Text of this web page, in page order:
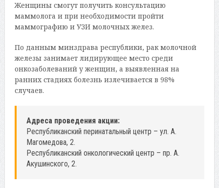
Женщины смогут получить консультацию
маммолога и при необходимости пройти
маммографию и УЗИ молочных желез.
По данным минздрава республики, рак молочной
железы занимает лидирующее место среди
онкозаболеваний у женщин, а выявленная на
ранних стадиях болезнь излечивается в 98%
случаев.
Адреса проведения акции:
Республиканский перинатальный центр – ул. А.
Магомедова, 2.
Республиканский онкологический центр – пр. А.
Акушинского, 2.